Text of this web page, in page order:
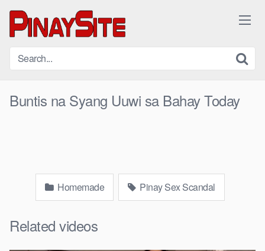
content
Buntis na Syang Uuwi sa Bahay Today
Homemade Pinay Sex Scandal
Related videos